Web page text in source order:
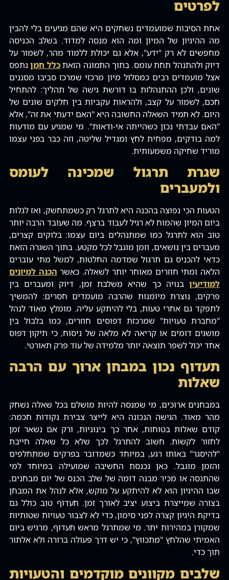
לפרטים
אחת הסיבות שמועמדים נשחקים היא שהם מגיעים בלי להבין
מה ההיגיון של המיון ומה הוא מנסה למדוד. בשלב הכניסה
מחפשים לא רק "ידע"‚ אלא גם יכולת ללמוד מהר‚ לשמור על
דיוק ולהתנהל תחת עומס. בתוך התמונה הזאתכלל חמןנתפס
אצל מועמדים רבים כמסלול מיון מרכזי שמרכז סביבו מסננים
שונים‚ ולכן ההתנהלות בו דורשת גישה של תהליך: להתחיל
חכם‚ לשמור על קצב‚ ולהראות עקביות בין חלקים שונים של
היום. לא תמיד השאלה החשובה היא "האם ידעתי את זה"‚ אלא
"האם עבדתי נכון כשהייתה אי-ודאות". מי שמגיע עם מודעות
למה בודקים‚ מפחית לחץ ומגדיל שליטה‚ וזה כבר בפני עצמו
מוריד שחיקה משמעותית.
שגרת תרגול שמכינה לעומס
ולמעברים
הטעות הכי נפוצה בהכנה היא לתרגל רק כשמתחשק‚ ואז לגלות
ביום המיון שהמוח לא רגיל לעבוד ברצף. מה שעובד הרבה יותר
טוב הוא לתרגל כמו שמתנהלים ביום עצמו: בלוקים קצרים‚
מעברים בין נושאים‚ וזמן מוגבל לכל מקטע. בתוך השגרה הזאת
כדאי להכניס גם תרגול שמדמה החלטות‚ למשל מתי עוברים
הלאה ומתי חוזרים מאוחר יותר לשאלה. כאשר הכנה למיונים
למודיעיןבנויה כך שהיא משלבת זמן‚ דיוק ומעברים בין
פרקים‚ נוצרת מיומנות שהרבה מועמדים חסרים: להמשיך
לתפקד גם אחרי טעות‚ בלי להיתקע עליה. מומלץ מאוד לנהל
"מחברת טעויות" שמרכזת דפוסים חוזרים‚ כמו בלבול בין
מושגים דומים או קריאה לא מלאה של ניסוח‚ כי תיקון דפוס
אחד יכול לשפר תוצאה יותר מלמידה של עוד פרק תאורטי.
תעדוף נכון במבחן ארוך עם הרבה
שאלות
במבחנים ארוכים‚ מי שמנסה להיות מושלם בכל שאלה נשחק
מהר מאוד. הגישה הנכונה היא לייצר צבירת נקודות חכמה:
קודם שאלות בטוחות‚ אחר כך בינוניות‚ ורק אם נשאר זמן
לחזור לקשות. חשוב להתרגל לכך שלא כל שאלה חייבת
"להיסגר" באותו רגע‚ במיוחד כשמדובר בפרקים שמתחלפים
והזמן מוגבל. כאן נכנסת החשיבה שמועילה במיוחד למי
שהתנסה או מכיר מבנה דומה של שלב הכנס של יום מבחנים‚
שבו ההיגיון הוא לא להיתקע על מוקש‚ אלא לנהל את המבחן
בצורה שמייצרת ביצוע יציב לאורך זמן. תעדוף טוב כולל גם
בדיקת היגיון קצרה לפני סימון‚ כדי לא לצבור טעויות שטותיות
שמקורן במהירות יתר. מי שמתרגל מראש תעדוף‚ מרגיש ביום
האמיתי שהלחץ "מתכווץ"‚ כי יש דרך פעולה ברורה ולא אלתור
תוך כדי.
שלבים מקוונים מוקדמים והטעויות